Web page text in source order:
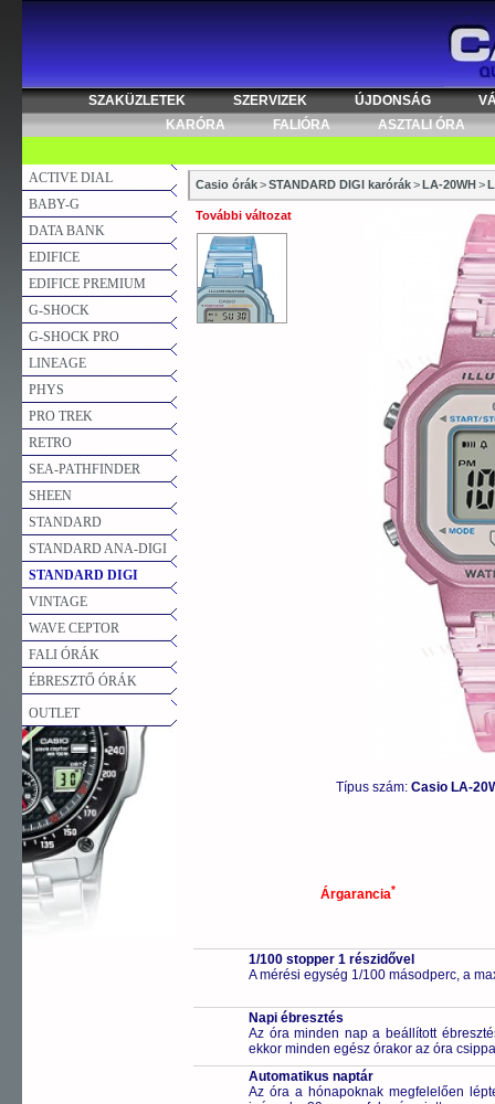
SZAKÜZLETEK SZERVIZEK ÚJDONSÁG
KARÓRA
FALIÓRA ASZTALI ÓRA
ACTIVE DIAL
BABY-G
DATA BANK
EDIFICE
EDIFICE PREMIUM
G-SHOCK
G-SHOCK PRO
LINEAGE
PHYS
PRO TREK
RETRO
SEA-PATHFINDER
SHEEN
STANDARD
STANDARD ANA-DIGI
STANDARD DIGI
VINTAGE
WAVE CEPTOR
FALI ÓRÁK
ÉBRESZTŐ ÓRÁK
OUTLET
Casio órák>STANDARD DIGI karórák>LA-20WH>
További változat
Típus szám: Casio LA-
Árgarancia*
1/100 stopper 1 részidővel
A mérési egység 1/100 másodperc, a
Napi ébresztés
Az óra minden nap a beállított
ekkor minden egész órakor az óra
Automatikus naptár
Az óra a hónapoknak megfelelően